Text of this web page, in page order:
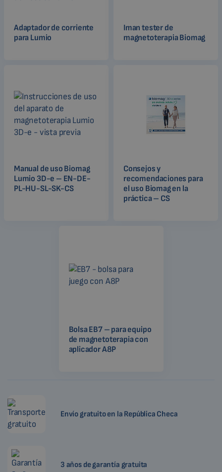
Adaptador de corriente
para Lumio
Iman tester de
magnetoterapia Biomag
Manual de uso Biomag
Lumio 3D-e – EN-DE-
PL-HU-SL-SK-CS
Consejos y
recomendaciones para
el uso Biomag en la
práctica – CS
Bolsa EB7 – para equipo
de magnetoterapia con
aplicador A8P
Envío gratuito en la República Checa
3 años de garantía gratuita